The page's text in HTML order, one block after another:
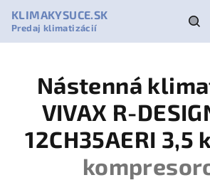
obsah
KLIMAKYSUCE.SK
Predaj klimatizácií
Nástenná
VIVAX R-
12CH35AERI 3,5